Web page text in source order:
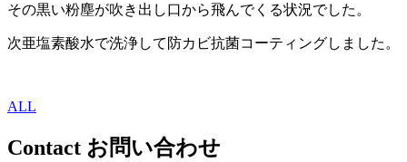
その黒い粉塵が吹き出し口から飛んでくる状況でした。
次亜塩素酸水で洗浄して防カビ抗菌コーティングしました。
ALL
Contact お問い合わせ